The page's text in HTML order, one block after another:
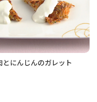
とにんじんのガレット